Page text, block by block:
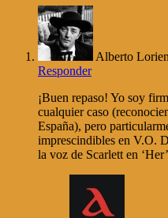
Alberto
Responder
¡Buen repaso! Yo soy
cualquier caso
España), pero
imprescindibles en V.O.
la voz de Scarlett en